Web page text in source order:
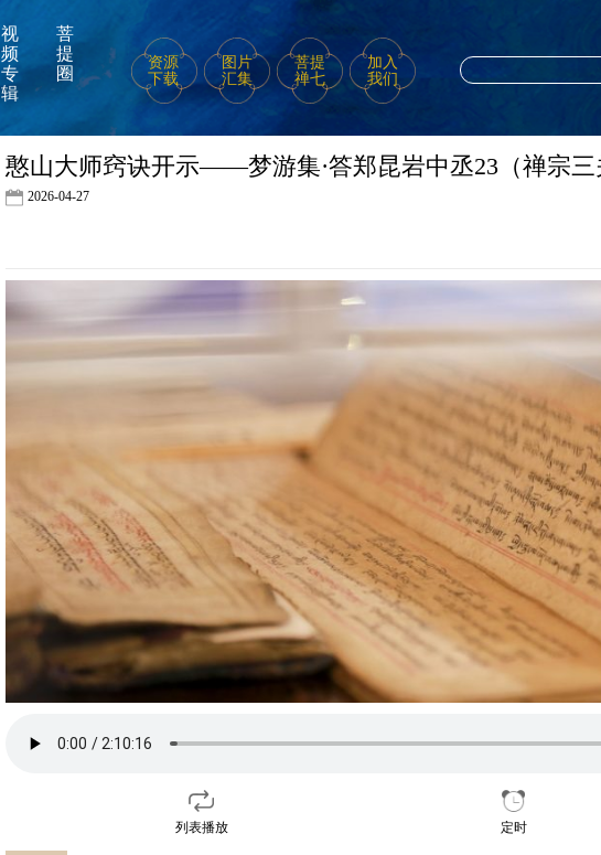
视
频
专
辑
菩
提
圈
资源
下载
图片
汇集
菩提
禅七
加入
我们
憨山大师窍诀开示——梦游集·答郑昆岩中丞23（禅宗三
2026-04-27
列表播放 定时